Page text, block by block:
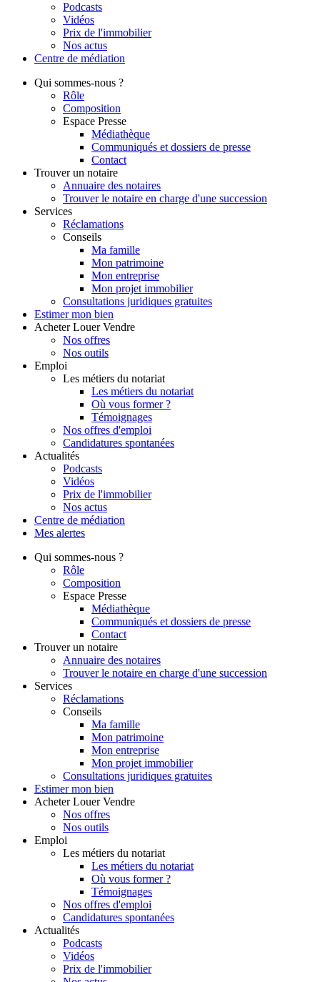
Podcasts
Vidéos
Prix de l'immobilier
Nos actus
Centre de médiation
Qui sommes-nous ?
Rôle
Composition
Espace Presse
Médiathèque
Communiqués et dossiers de presse
Contact
Trouver un notaire
Annuaire des notaires
Trouver le notaire en charge d'une succession
Services
Réclamations
Conseils
Ma famille
Mon patrimoine
Mon entreprise
Mon projet immobilier
Consultations juridiques gratuites
Estimer mon bien
Acheter Louer Vendre
Nos offres
Nos outils
Emploi
Les métiers du notariat
Les métiers du notariat
Où vous former ?
Témoignages
Nos offres d'emploi
Candidatures spontanées
Actualités
Podcasts
Vidéos
Prix de l'immobilier
Nos actus
Centre de médiation
Mes alertes
Qui sommes-nous ?
Rôle
Composition
Espace Presse
Médiathèque
Communiqués et dossiers de presse
Contact
Trouver un notaire
Annuaire des notaires
Trouver le notaire en charge d'une succession
Services
Réclamations
Conseils
Ma famille
Mon patrimoine
Mon entreprise
Mon projet immobilier
Consultations juridiques gratuites
Estimer mon bien
Acheter Louer Vendre
Nos offres
Nos outils
Emploi
Les métiers du notariat
Les métiers du notariat
Où vous former ?
Témoignages
Nos offres d'emploi
Candidatures spontanées
Actualités
Podcasts
Vidéos
Prix de l'immobilier